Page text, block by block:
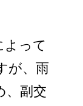
よって
が、雨
、副交